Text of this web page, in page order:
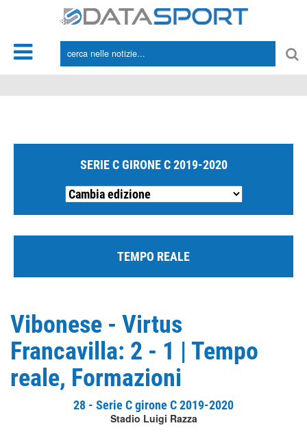
SERIE C GIRONE C 2019-2020
TEMPO REALE
Vibonese - Virtus
Francavilla: 2 - 1 | Tempo
reale, Formazioni
28 - Serie C girone C 2019-2020
Stadio Luigi Razza